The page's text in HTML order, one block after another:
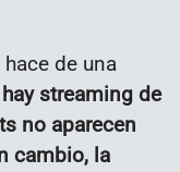
de una
streaming de
no aparecen
cambio, la